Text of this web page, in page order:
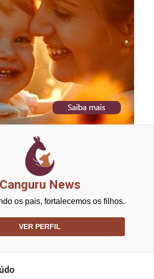
Canguru News
os pais, fortalecemos os filhos.
VER PERFIL